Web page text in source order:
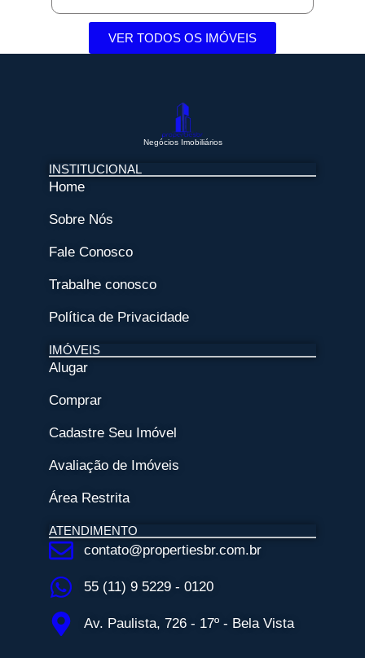
VER TODOS OS IMÓVEIS
Negócios Imobiliários
INSTITUCIONAL
Home
Sobre Nós
Fale Conosco
Trabalhe conosco
Política de Privacidade
IMÓVEIS
Alugar
Comprar
Cadastre Seu Imóvel
Avaliação de Imóveis
Área Restrita
ATENDIMENTO
contato@propertiesbr.com.br
55 (11) 9 5229 - 0120
Av. Paulista, 726 - 17º - Bela Vista